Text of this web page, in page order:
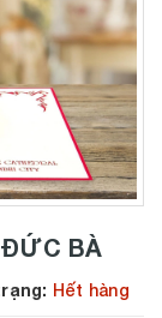
ĐỨC BÀ
Hết hàng